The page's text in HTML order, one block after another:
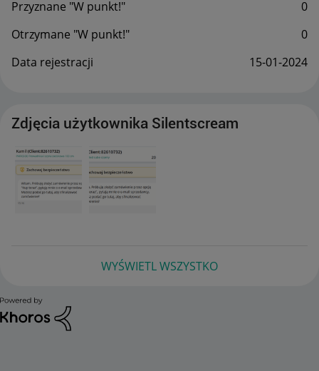
Przyznane "W punkt!"
0
Otrzymane "W punkt!"
0
Data rejestracji
‎15-01-2024
Zdjęcia użytkownika Silentscream
WYŚWIETL WSZYSTKO